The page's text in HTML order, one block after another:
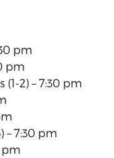
pm
pm
2) – 7:30 pm
– 7:30 pm
pm